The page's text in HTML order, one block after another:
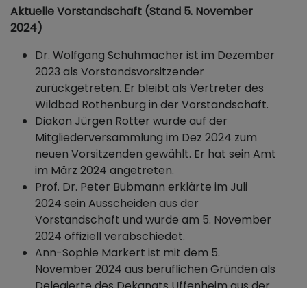
Aktuelle Vorstandschaft (Stand 5. November
2024)
Dr. Wolfgang Schuhmacher ist im Dezember
2023 als Vorstandsvorsitzender
zurückgetreten. Er bleibt als Vertreter des
Wildbad Rothenburg in der Vorstandschaft.
Diakon Jürgen Rotter wurde auf der
Mitgliederversammlung im Dez 2024 zum
neuen Vorsitzenden gewählt. Er hat sein Amt
im März 2024 angetreten.
Prof. Dr. Peter Bubmann erklärte im Juli
2024 sein Ausscheiden aus der
Vorstandschaft und wurde am 5. November
2024 offiziell verabschiedet.
Ann-Sophie Markert ist mit dem 5.
November 2024 aus beruflichen Gründen als